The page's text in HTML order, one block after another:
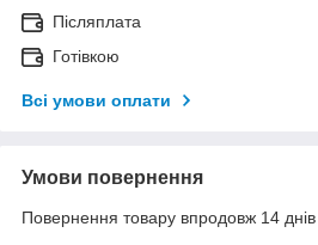
Післяплата
Готівкою
Всі умови оплати
Умови повернення
Повернення товару впродовж 14